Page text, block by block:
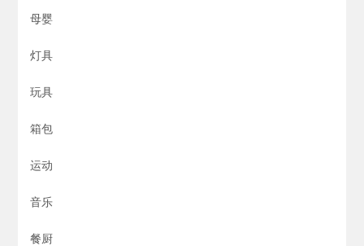
母婴
灯具
玩具
箱包
运动
音乐
餐厨